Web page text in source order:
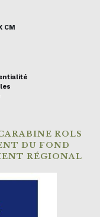
CM
ROLS
DU FOND
RÉGIONAL